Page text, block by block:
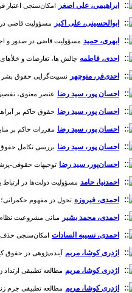
ابراهیمی، علی اصغر امکان‌سنجی اعتبار
ابوالحسینی، علی اکبر مسؤولیت قاضی در
ابهری، حمید مسؤولیت قاضی در صدور و اجرای
احدی، فاطمه چالش ها، تعارضات و خلأهای
احدی‌فر، منوچهر نسبیت‌گرایی حقوق بشر در
احسان پور، سید رضا عنصر معنوی، تقصیر و
احسان پور، سید رضا حقوق حاکم بر آبراهه‌های
احسان پور، سید رضا مقررات حاکم بر منابع
احسان پور، سید رضا بررسی تکامل حقوق
احسان‌پور، سید رضا توجیهات حقوقی-پزشکی
احمدنیا، حامد مسؤولیت دولت‌ها در ارتباط با
احمدی، فیروزه تحول در مفهوم حکمرانی؛
احمدی، محمد بشیر مبانی مشروعیت نظام
احمدی، نسیبه السادات امکان‌سنجی حذف
اژدری کوشا، مربم آینده‌پژوهی در حقوق
اژدری کوشا، مریم مطالعه تطبیقی ارتداد
اژدری کوشا، مریم مطالعه تطبیقی جرم زنا